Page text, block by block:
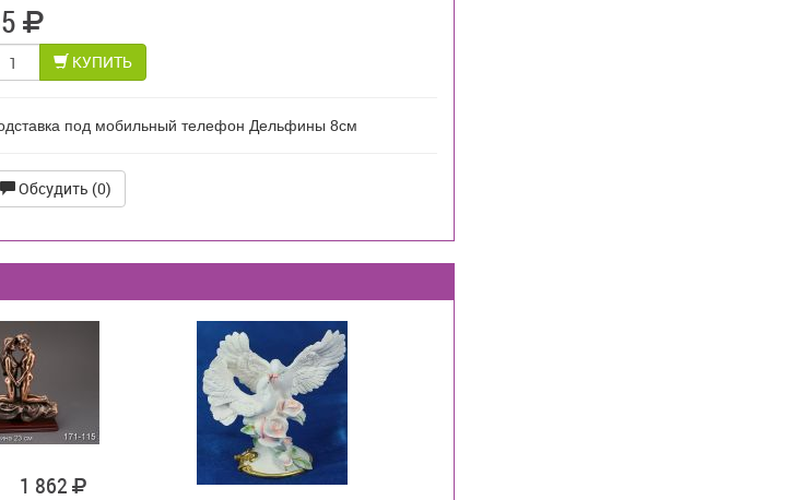
КУПИТЬ
под мобильный телефон Дельфины 8см
Обсудить (0)
1 862